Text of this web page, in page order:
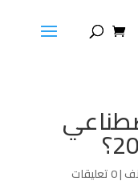
|0 تعليقات